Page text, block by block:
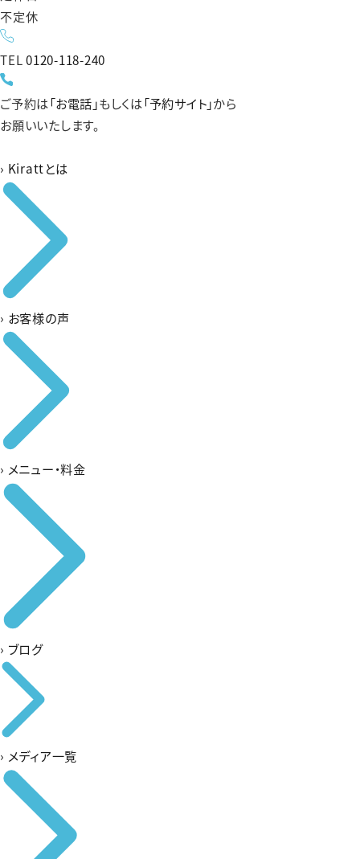
不定休
TEL0120-118-240
ご予約は「お電話」もしくは「予約サイト」から
お願いいたします。
› Kirattとは
› お客様の声
› メニュー・料金
› ブログ
› メディア一覧